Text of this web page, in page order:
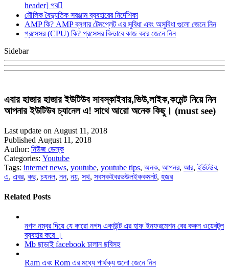
header] পব
মৌলিক বৈদ্যুতিক সরঞ্জাম ব্যবহারের নির্দেশিকা
AMP কি? AMP ব্লগার টেমপ্লেট এর সুবিধা এবং অসুবিধা গুলো জেনে নিন
প্রসেসর (CPU) কি? প্রসেসর কিভাবে কাজ করে জেনে নিন
Sidebar
এবার হাজার হাজার ইউটিউব সাবস্কাইবার,ভিউ,লাইক,কমেন্ট নিয়ে নিন
আপনার ইউটিউব চ্যানেল এ! সাথে আরো অনেক কিছু। (must see)
Last update on August 11, 2018
Published August 11, 2018
Author: নিউজ ডেস্ক
Categories: Youtube
Tags: internet news, youtube, youtube tips, অনক, আপনর, আর,ইউটউব,
এ, এবর, কছ, চযনল, নন, নয়, সথ, সবসকইবরভউলইককমনট, হজর
Related Posts
নগদ নম্বর দিয়ে যে কারো নগদ একাউন্ট এর হাফ ইনফরমেশন বের করুন ওয়েবটুল
ব্যবহার করে ।
Mb ছাড়াই facebook চালান ছবিসহ
Ram এবং Rom এর মধ্যে পার্থক্য গুলো জেনে নিন